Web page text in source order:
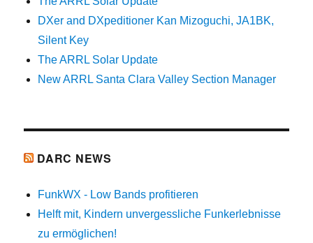
DXer and DXpeditioner Kan Mizoguchi, JA1BK,
Silent Key
The ARRL Solar Update
New ARRL Santa Clara Valley Section Manager
DARC NEWS
FunkWX - Low Bands profitieren
Helft mit, Kindern unvergessliche Funkerlebnisse
zu ermöglichen!